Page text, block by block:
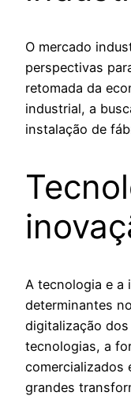
O mercado
perspectivas
retomada da
industrial, a
instalação de
A tecnologia e a
determinantes
digitalização
tecnologias, a
comercializados
grandes